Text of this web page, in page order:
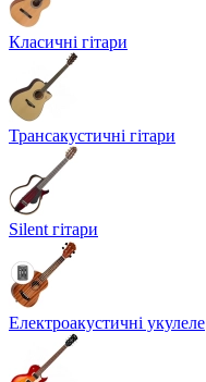
Класичні гітари
Трансакустичні гітари
Silent гітари
Електроакустичні укулеле